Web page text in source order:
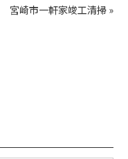
宮崎市一軒家竣工清掃 »